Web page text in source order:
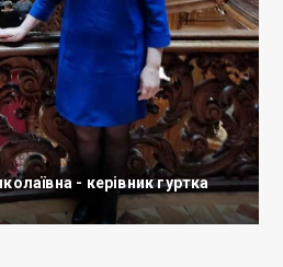
- керівник гуртка